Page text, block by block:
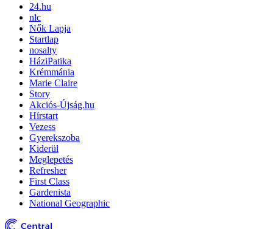
24.hu
nlc
Nők Lapja
Startlap
nosalty
HáziPatika
Krémmánia
Marie Claire
Story
Akciós-Újság.hu
Hírstart
Vezess
Gyerekszoba
Kiderül
Meglepetés
Refresher
First Class
Gardenista
National Geographic